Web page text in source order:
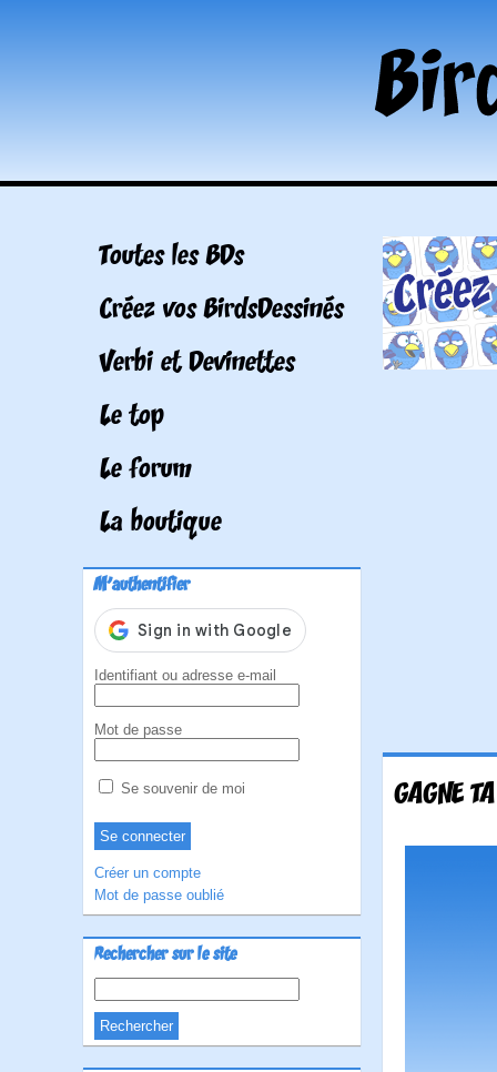
Toutes les BDs
Créez vos BirdsDessinés
Verbi et Devinettes
Le top
Le forum
La boutique
M'authentifier
Identifiant ou adresse e-mail
Mot de passe
Se souvenir de moi
Créer un compte
Mot de passe oublié
Rechercher sur le site
GAGNE